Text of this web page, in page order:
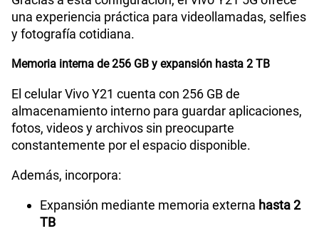
una experiencia práctica para videollamadas, selfies
y fotografía cotidiana.
Memoria interna de 256 GB y expansión hasta 2 TB
El celular Vivo Y21 cuenta con 256 GB de
almacenamiento interno para guardar aplicaciones,
fotos, videos y archivos sin preocuparte
constantemente por el espacio disponible.
Además, incorpora:
Expansión mediante memoria externa hasta 2
TB